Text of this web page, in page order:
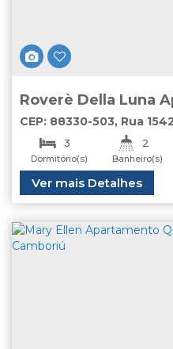
Roverè Della Luna
dormitórios à
Camboriú
CEP: 88330-503, Rua 1542
Balneário
3
Dormitório(s)
2
Banheiro(s)
Total:
190.00
2
Vaga(s)
Ver mais Detalhes